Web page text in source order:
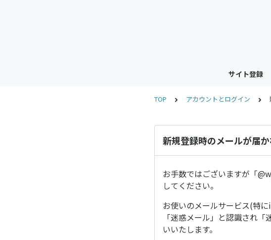
サイト登録
TOP アカウントとログイン
新規登録時のメールが届
お手数ではございますが「
してください。
お使いのメールサービス(特
「迷惑メール」と認識され
いいたします。